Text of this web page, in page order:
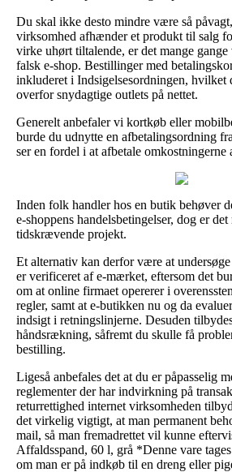
Du skal ikke desto mindre være så
virksomhed afhænder et produkt til salg
virke uhørt tiltalende, er det mange
falsk e-shop. Bestillinger med
inkluderet i Indsigelsesordningen, hvilket
overfor snydagtige outlets på nettet.
Generelt anbefaler vi kortkøb eller
burde du udnytte en afbetalingsordning
ser en fordel i at afbetale omkostningerne
Inden folk handler hos en butik behøver
e-shoppens handelsbetingelser, dog er det
tidskrævende projekt.
Et alternativ kan derfor være at
er verificeret af e-mærket, eftersom det
om at online firmaet opererer i
regler, samt at e-butikken nu og da
indsigt i retningslinjerne. Desuden
håndsrækning, såfremt du skulle få
bestilling.
Ligeså anbefales det at du er påpasselig
reglementer der har indvirkning på
returrettighed internet virksomheden
det virkelig vigtigt, at man permanent
mail, så man fremadrettet vil kunne
Affaldsspand, 60 l, grå *Denne vare
om man er på indkøb til en dreng eller